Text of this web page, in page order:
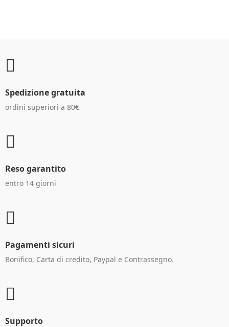
Spedizione gratuita
ordini superiori a 80€
Reso garantito
entro 14 giorni
Pagamenti sicuri
Bonifico, Carta di credito, Paypal e Contrassegno.
Supporto